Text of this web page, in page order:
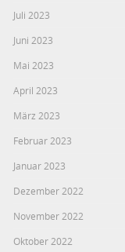
Juli 2023
Juni 2023
Mai 2023
April 2023
März 2023
Februar 2023
Januar 2023
Dezember 2022
November 2022
Oktober 2022